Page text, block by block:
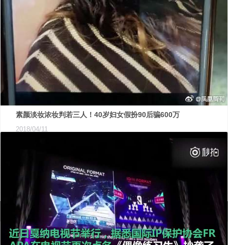
素颜淡妆浓妆判若三人！40岁妇女假扮90后骗600万
2018/04/11
2015年，王三姐与李小庆结识，谎称90后。面对“年轻貌美”的“少
女”，李小庆迅速坠入爱河。然而王三姐嗜赌如命，两年间骗取李小
庆钱财600万挥霍…由于王三姐善于打扮，抓捕过程中连民警都差点
没认出她。据王三姐交代......
最末页
本栏目共328条，20条/页，共17页
周刊介绍 广告服务 推广合作 联系我们
友情链接 申请